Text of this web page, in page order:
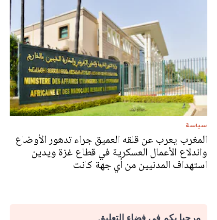
سياسة
المغرب يعرب عن قلقه العميق جراء تدهور الأوضاع
واندلاع الأعمال العسكرية في قطاع غزة ويدين
استهداف المدنيين من أي جهة كانت
مرحبا بكم في فضاء التعليق